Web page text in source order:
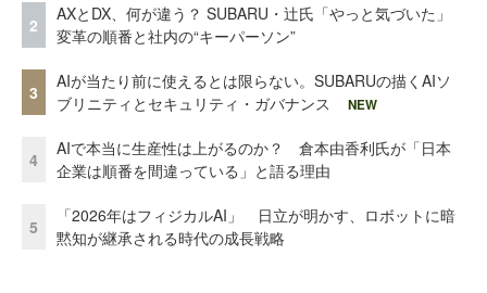
2
AXとDX、何が違う？ SUBARU・辻氏「やっと気づいた」
変革の順番と社内の“キーパーソン”
3
AIが当たり前に使えるとは限らない。SUBARUの描くAIソ
ブリニティとセキュリティ・ガバナンス
NEW
4
AIで本当に生産性は上がるのか？ 倉本由香利氏が「日本
企業は順番を間違っている」と語る理由
5
「2026年はフィジカルAI」 日立が明かす、ロボットに暗
黙知が継承される時代の成長戦略